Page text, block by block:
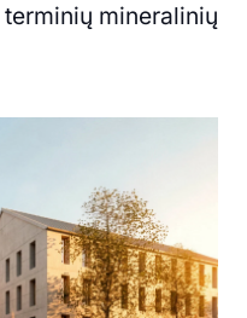
mineralinių